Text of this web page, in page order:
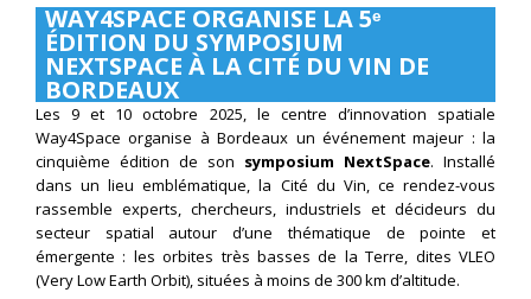
WAY4SPACE ORGANISE LA 5ᵉ
ÉDITION DU SYMPOSIUM
NEXTSPACE À LA CITÉ DU VIN DE
BORDEAUX
Les 9 et 10 octobre 2025, le centre d’innovation spatiale
Way4Space organise à Bordeaux un événement majeur : la
cinquième édition de son symposium NextSpace. Installé
dans un lieu emblématique, la Cité du Vin, ce rendez-vous
rassemble experts, chercheurs, industriels et décideurs du
secteur spatial autour d’une thématique de pointe et
émergente : les orbites très basses de la Terre, dites VLEO
(Very Low Earth Orbit), situées à moins de 300 km d’altitude.